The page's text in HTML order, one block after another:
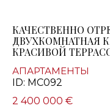
КАЧЕСТВЕННО
ДВУХКОМНАТНАЯ
КРАСИВОЙ
АПАРТАМЕНТЫ
ID: MC092
2 400 000 €